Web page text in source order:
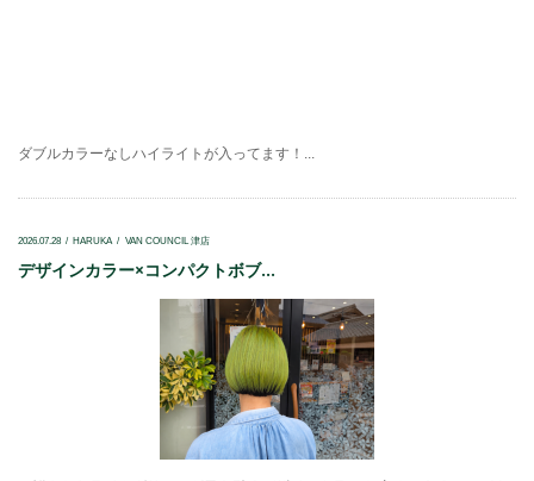
ダブルカラーなしハイライトが入ってます！...
2026.07.28 HARUKA VAN COUNCIL 津店
デザインカラー×コンパクトボブ...